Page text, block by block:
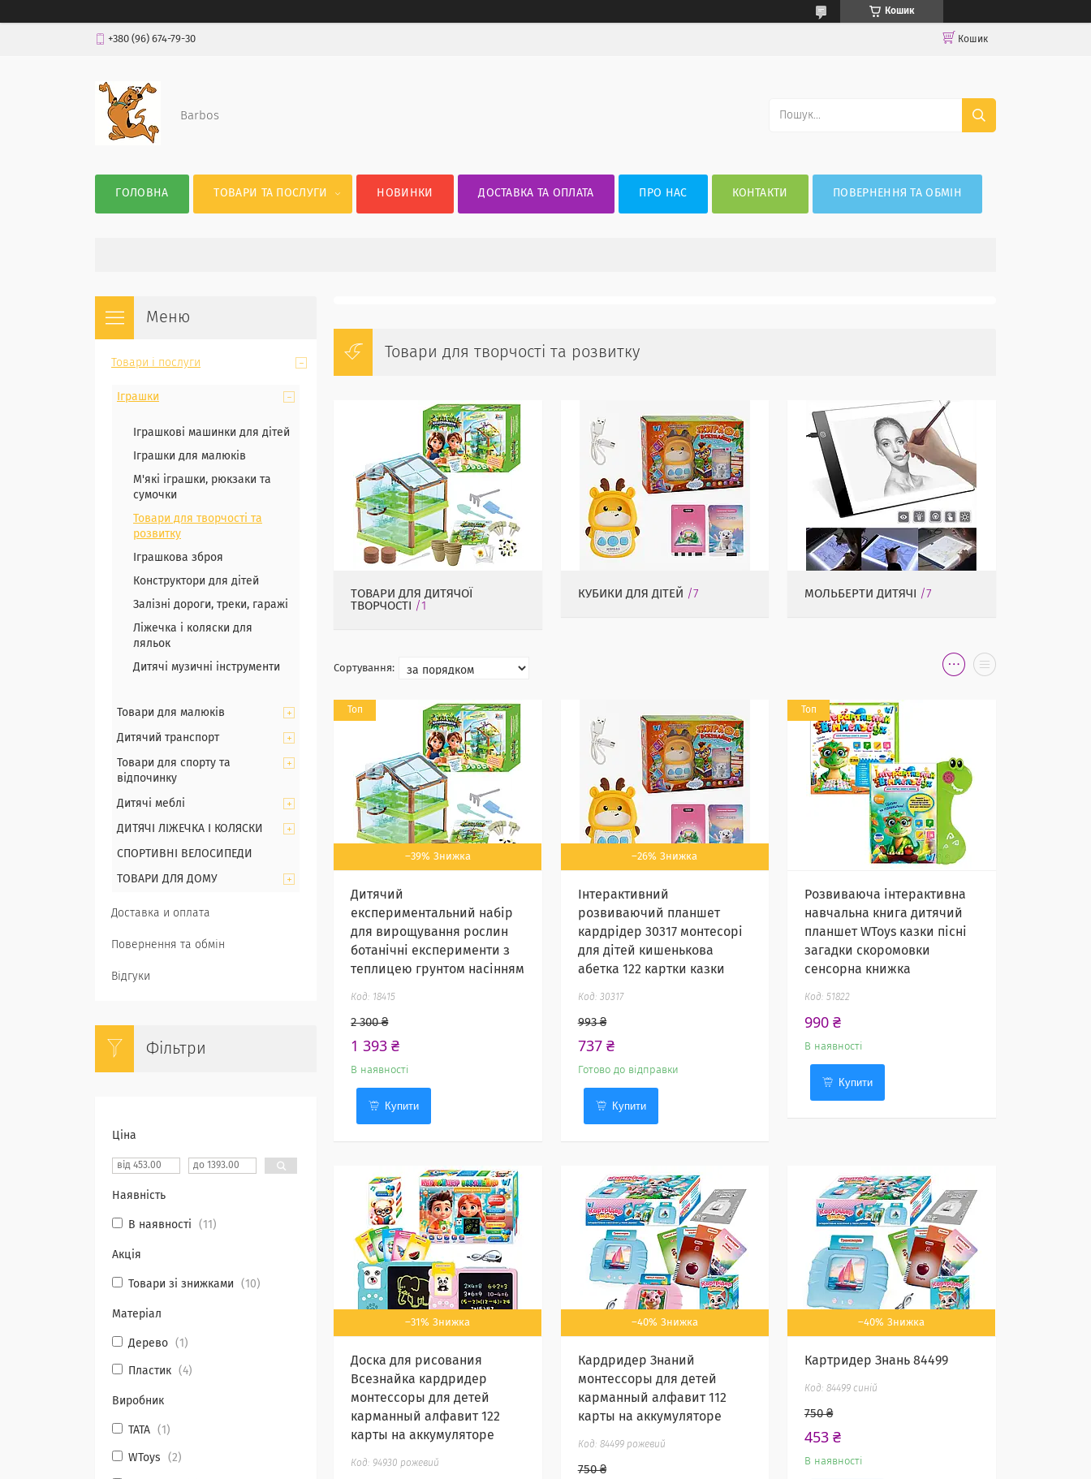
Кошик
+380 (96) 674-79-30 Кошик
Barbos
ГОЛОВНА ТОВАРИ ТА ПОСЛУГИ НОВИНКИ ДОСТАВКА ТА ОПЛАТА ПРО НАС КОНТАКТИ ПОВЕРНЕННЯ ТА ОБМІН
Товари для творчості та розвитку
ТОВАРИ ДЛЯ ДИТЯЧОЇ
ТВОРЧОСТІ
1
КУБИКИ ДЛЯ ДІТЕЙ 7 МОЛЬБЕРТИ ДИТЯЧІ 7
Топ
–39%
Дитячий
експериментальний набір
для вирощування рослин
ботанічні експерименти з
теплицею грунтом насінням
18415
2 300 ₴
1 393 ₴
В наявності
Купити
–26%
Інтерактивний
розвиваючий планшет
кардрідер 30317 монтесорі
для дітей кишенькова
абетка 122 картки казки
30317
993 ₴
737 ₴
Готово до відправки
Купити
Топ
Розвиваюча інтерактивна
навчальна книга дитячий
планшет WToys казки пісні
загадки скоромовки
сенсорна книжка
51822
990 ₴
В наявності
Купити
–31%
Доска для рисования
Всезнайка кардридер
монтессоры для детей
карманный алфавит 122
карты на аккумуляторе
94930 рожевий
–40%
Кардридер Знаний
монтессоры для детей
карманный алфавит 112
карты на аккумуляторе
84499 рожевий
750 ₴
–40%
Картридер Знань 84499
84499 синій
750 ₴
453 ₴
В наявності
Товари і послуги
Іграшки
Іграшкові машинки для дітей
Іграшки для малюків
М'які іграшки, рюкзаки та
сумочки
Товари для творчості та
розвитку
Іграшкова зброя
Конструктори для дітей
Залізні дороги, треки, гаражі
Ліжечка і коляски для
ляльок
Дитячі музичні інструменти
Товари для малюків
Дитячий транспорт
Товари для спорту та
відпочинку
Дитячі меблі
ДИТЯЧІ ЛІЖЕЧКА І КОЛЯСКИ
СПОРТИВНІ ВЕЛОСИПЕДИ
ТОВАРИ ДЛЯ ДОМУ
Доставка и оплата
Повернення та обмін
Відгуки
Фільтри
Ціна
Наявність
В наявності 11
Акція
Товари зі знижками 10
Матеріал
Дерево 1
Пластик 4
Виробник
TATA 1
WToys 2